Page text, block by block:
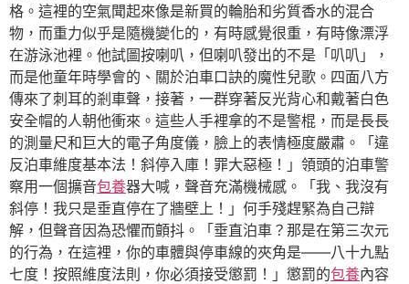
格。這裡的空氣聞起來像是新買的輪胎和劣質香水的混合
物，而重力似乎是隨機變化的，有時感覺很重，有時像漂浮
在游泳池裡。他試圖按喇叭，但喇叭發出的不是「叭叭」，
而是他童年時學會的、關於泊車口訣的魔性兒歌。四面八方
傳來了刺耳的剎車聲，接著，一群穿著反光背心和戴著白色
安全帽的人朝他衝來。這些人手裡拿的不是警棍，而是長長
的測量尺和巨大的電子角度儀，臉上的表情極度嚴肅。「違
反泊車維度基本法！斜停入庫！罪大惡極！」領頭的泊車警
察用一個擴音包養器大喊，聲音充滿機械感。「我、我沒有
斜停！我只是垂直停在了牆壁上！」何手殘趕緊為自己辯
解，但聲音因為恐懼而顫抖。「垂直泊車？那是在第三次元
的行為，在這裡，你的車體與停車線的夾角是——八十九點
七度！按照維度法則，你必須接受懲罰！」懲罰的包養內容